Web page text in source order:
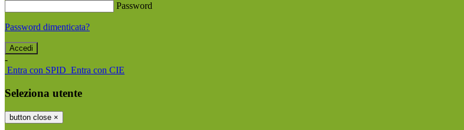
Password
Password dimenticata?
-
Entra con SPID Entra con CIE
Seleziona utente
button close ×